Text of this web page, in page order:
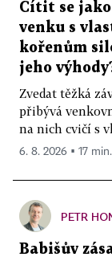
Cítit se
venku s
kořenům
jeho
Zvedat těžká
přibývá
na nich cvičí s
6. 8. 2026 ▪ 17
PETR
Babišův